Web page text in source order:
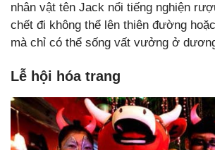
nhân vật tên Jack nổi tiếng nghiện
chết đi không thể lên thiên đường
mà chỉ có thể sống vất vưởng ở
Lễ hội hóa trang